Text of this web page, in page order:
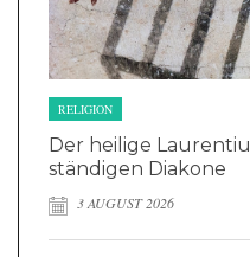
RELIGION
Der heilige
ständigen Diakone
3 AUGUST 2026